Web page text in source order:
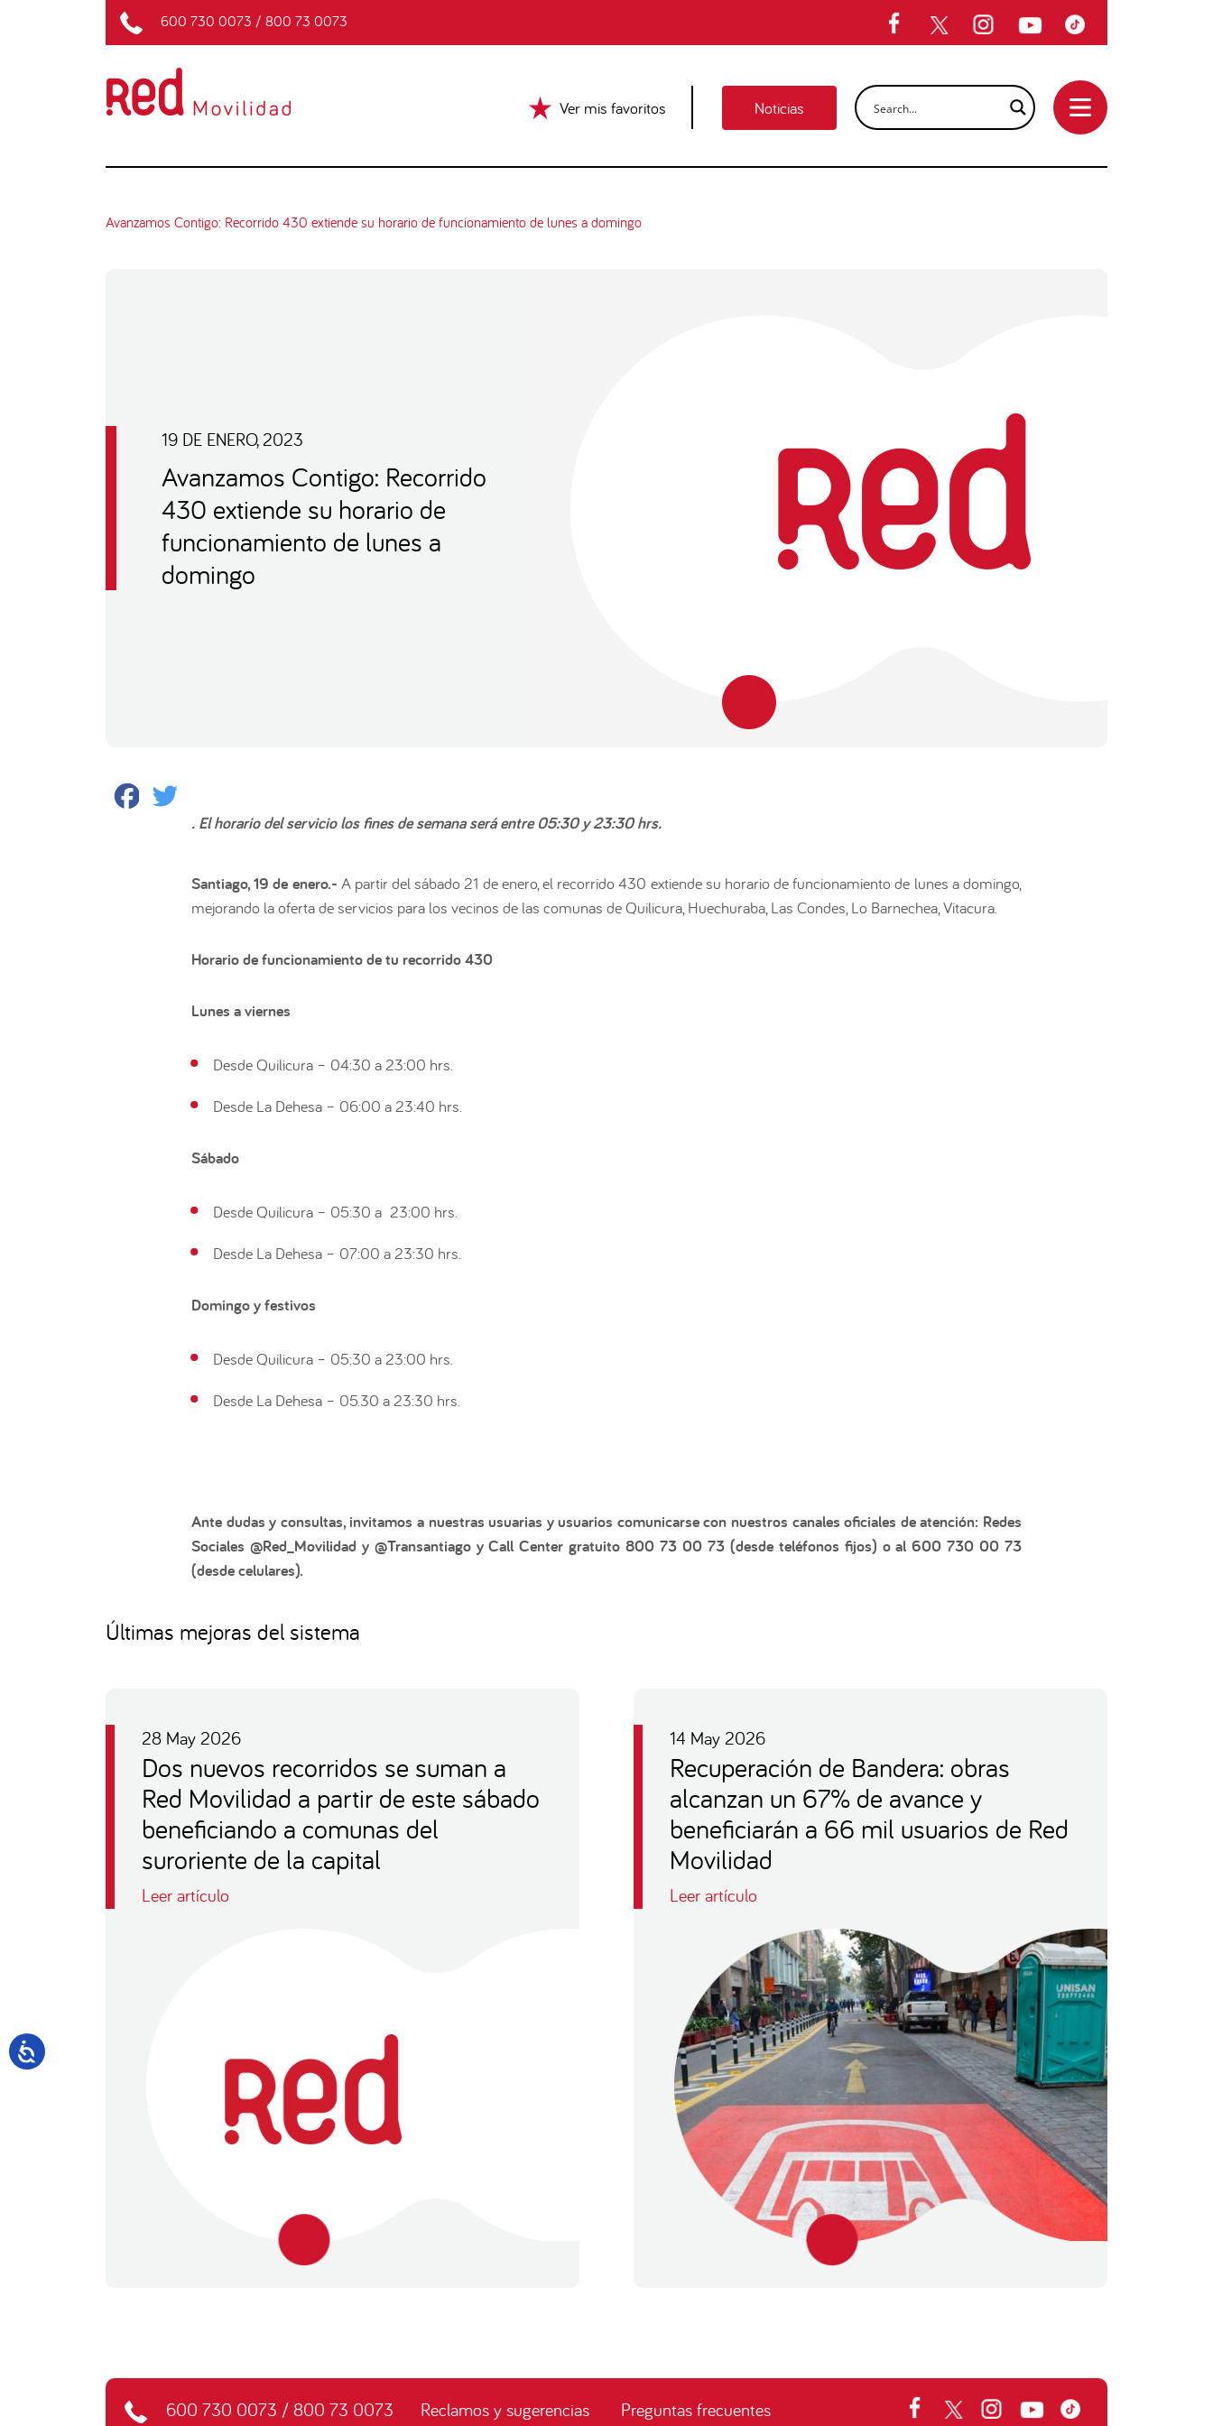
600 730 0073 / 800 73 0073
Ver mis favoritos Noticias
Avanzamos Contigo: Recorrido 430 extiende su horario de funcionamiento de lunes a domingo
19 DE ENERO, 2023
Avanzamos Contigo: Recorrido
430 extiende su horario de
funcionamiento de lunes a
domingo
Facebook
. El horario del servicio los fines de semana será entre 05:30 y 23:30 hrs.
Santiago, 19 de enero.- A partir del sábado 21 de enero, el recorrido 430 extiende su horario de funcionamiento de lunes a domingo,
mejorando la oferta de servicios para los vecinos de las comunas de Quilicura, Huechuraba, Las Condes, Lo Barnechea, Vitacura.
Horario de funcionamiento de tu recorrido 430
Lunes a viernes
Desde Quilicura – 04:30 a 23:00 hrs.
Desde La Dehesa – 06:00 a 23:40 hrs.
Sábado
Desde Quilicura – 05:30 a 23:00 hrs.
Desde La Dehesa – 07:00 a 23:30 hrs.
Domingo y festivos
Desde Quilicura – 05:30 a 23:00 hrs.
Desde La Dehesa – 05.30 a 23:30 hrs.
Ante dudas y consultas, invitamos a nuestras usuarias y usuarios comunicarse con nuestros canales oficiales de atención: Redes
Sociales @Red_Movilidad y @Transantiago y Call Center gratuito 800 73 00 73 (desde teléfonos fijos) o al 600 730 00 73
(desde celulares).
Últimas mejoras del sistema
28 May 2026
Dos nuevos recorridos se suman a
Red Movilidad a partir de este sábado
beneficiando a comunas del
suroriente de la capital
Leer artículo
14 May 2026
Recuperación de Bandera: obras
alcanzan un 67% de avance y
beneficiarán a 66 mil usuarios de Red
Movilidad
Leer artículo
600 730 0073 / 800 73 0073 Reclamos y sugerencias Preguntas frecuentes